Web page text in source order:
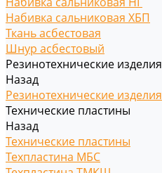
Набивка сальниковая ХБП
Ткань асбестовая
Шнур асбестовый
Резинотехнические изделия
Назад
Резинотехнические изделия
Технические пластины
Назад
Технические пластины
Техпластина МБС